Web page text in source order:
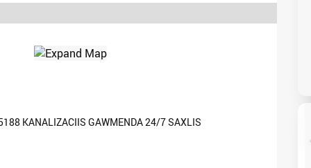
KANALIZACIIS GAWMENDA 24/7 SAXLIS